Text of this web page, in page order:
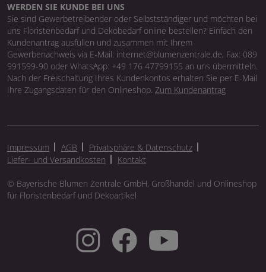
WERDEN SIE KUNDE BEI UNS
Sie sind Gewerbetreibender oder Selbstständiger und möchten bei
uns Floristenbedarf und Dekobedarf online bestellen? Einfach den
Kundenantrag ausfüllen und zusammen mit Ihrem
Gewerbenachweis via E-Mail: internet@blumenzentrale.de, Fax: 089
991599-90 oder WhatsApp: +49 176 47799155 an uns übermitteln.
Nach der Freischaltung Ihres Kundenkontos erhalten Sie per E-Mail
Ihre Zugangsdaten für den Onlineshop. Zum Kundenantrag
Impressum AGB
Privatsphäre & Datenschutz
Liefer- und Versandkosten
Kontakt
© Bayerische Blumen Zentrale GmbH, Großhandel und Onlineshop
für Floristenbedarf und Dekoartikel